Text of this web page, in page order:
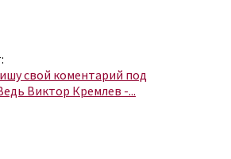
свой коментарий под
Виктор Кремлев -...